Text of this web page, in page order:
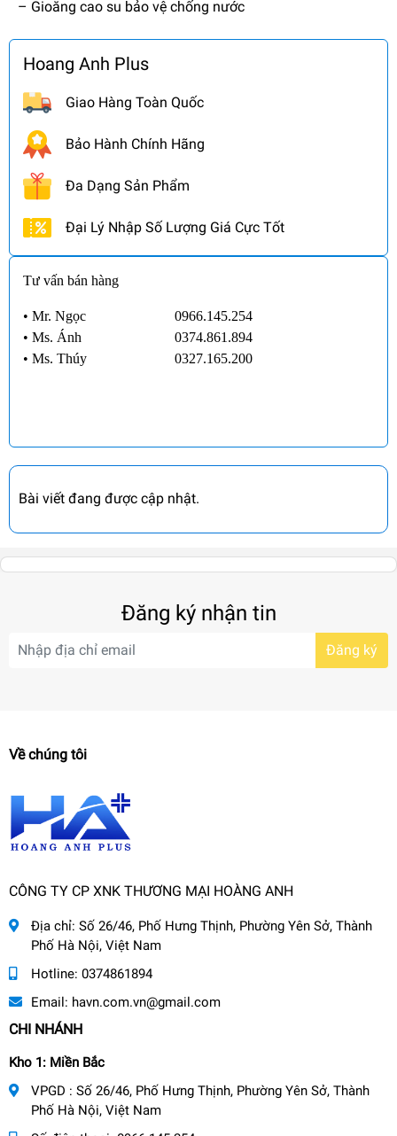
– Gioăng cao su bảo vệ chống nước
Hoang Anh Plus
Giao Hàng Toàn Quốc
Bảo Hành Chính Hãng
Đa Dạng Sản Phẩm
Đại Lý Nhập Số Lượng Giá Cực Tốt
Tư vấn bán hàng
• Mr. Ngọc
0966.145.254
• Ms. Ánh
0374.861.894
• Ms. Thúy 0327.165.200
Bài viết đang được cập nhật.
Đăng ký nhận tin
Đăng ký
Về chúng tôi
CÔNG TY CP XNK THƯƠNG MẠI HOÀNG ANH
Địa chỉ: Số 26/46, Phố Hưng Thịnh, Phường Yên Sở, Thành
Phố Hà Nội, Việt Nam
Hotline: 0374861894
Email: havn.com.vn@gmail.com
CHI NHÁNH
Kho 1: Miền Bắc
VPGD : Số 26/46, Phố Hưng Thịnh, Phường Yên Sở, Thành
Phố Hà Nội, Việt Nam